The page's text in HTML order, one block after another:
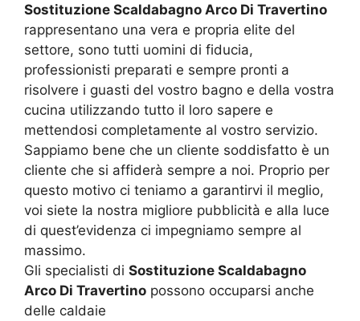
Sostituzione Scaldabagno Arco Di Travertino
rappresentano una vera e propria elite del
settore, sono tutti uomini di fiducia,
professionisti preparati e sempre pronti a
risolvere i guasti del vostro bagno e della vostra
cucina utilizzando tutto il loro sapere e
mettendosi completamente al vostro servizio.
Sappiamo bene che un cliente soddisfatto è un
cliente che si affiderà sempre a noi. Proprio per
questo motivo ci teniamo a garantirvi il meglio,
voi siete la nostra migliore pubblicità e alla luce
di quest’evidenza ci impegniamo sempre al
massimo.
Gli specialisti di Sostituzione Scaldabagno
Arco Di Travertino possono occuparsi anche
delle caldaie